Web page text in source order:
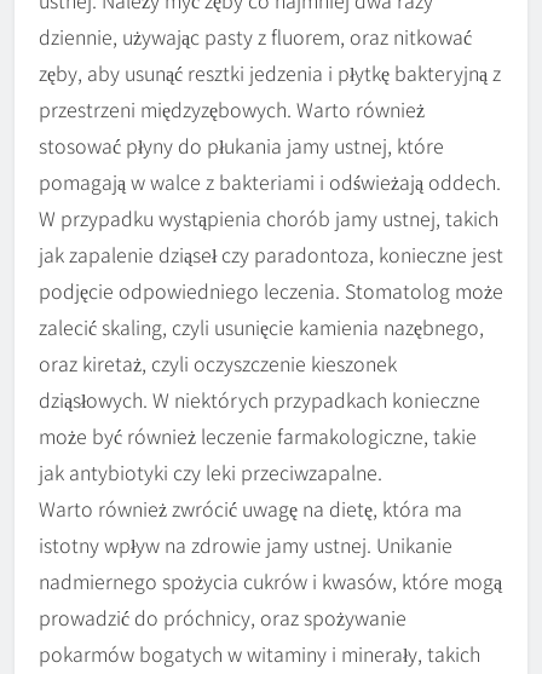
dziennie, używając pasty z fluorem, oraz nitkować
zęby, aby usunąć resztki jedzenia i płytkę bakteryjną z
przestrzeni międzyzębowych. Warto również
stosować płyny do płukania jamy ustnej, które
pomagają w walce z bakteriami i odświeżają oddech.
W przypadku wystąpienia chorób jamy ustnej, takich
jak zapalenie dziąseł czy paradontoza, konieczne jest
podjęcie odpowiedniego leczenia. Stomatolog może
zalecić skaling, czyli usunięcie kamienia nazębnego,
oraz kiretaż, czyli oczyszczenie kieszonek
dziąsłowych. W niektórych przypadkach konieczne
może być również leczenie farmakologiczne, takie
jak antybiotyki czy leki przeciwzapalne.
Warto również zwrócić uwagę na dietę, która ma
istotny wpływ na zdrowie jamy ustnej. Unikanie
nadmiernego spożycia cukrów i kwasów, które mogą
prowadzić do próchnicy, oraz spożywanie
pokarmów bogatych w witaminy i minerały, takich